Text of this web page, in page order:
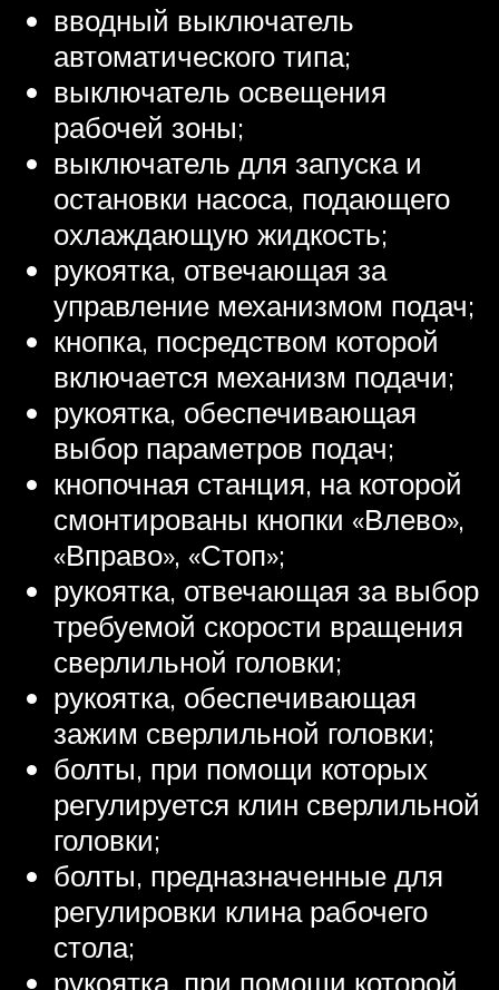
вводный выключатель
автоматического типа;
выключатель освещения
рабочей зоны;
выключатель для запуска и
остановки насоса, подающего
охлаждающую жидкость;
рукоятка, отвечающая за
управление механизмом подач;
кнопка, посредством которой
включается механизм подачи;
рукоятка, обеспечивающая
выбор параметров подач;
кнопочная станция, на которой
смонтированы кнопки «Влево»,
«Вправо», «Стоп»;
рукоятка, отвечающая за выбор
требуемой скорости вращения
сверлильной головки;
рукоятка, обеспечивающая
зажим сверлильной головки;
болты, при помощи которых
регулируется клин сверлильной
головки;
болты, предназначенные для
регулировки клина рабочего
стола;
рукоятка, при помощи которой